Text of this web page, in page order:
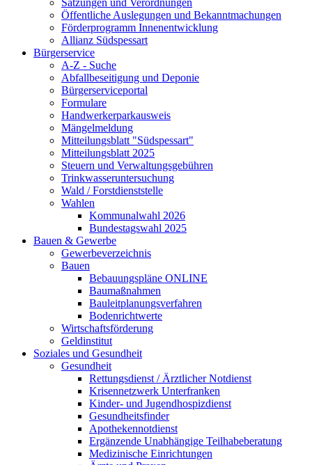
Satzungen und Verordnungen
Öffentliche Auslegungen und Bekanntmachungen
Förderprogramm Innenentwicklung
Allianz Südspessart
Bürgerservice
A-Z - Suche
Abfallbeseitigung und Deponie
Bürgerserviceportal
Formulare
Handwerkerparkausweis
Mängelmeldung
Mitteilungsblatt "Südspessart"
Mitteilungsblatt 2025
Steuern und Verwaltungsgebühren
Trinkwasseruntersuchung
Wald / Forstdienststelle
Wahlen
Kommunalwahl 2026
Bundestagswahl 2025
Bauen & Gewerbe
Gewerbeverzeichnis
Bauen
Bebauungspläne ONLINE
Baumaßnahmen
Bauleitplanungsverfahren
Bodenrichtwerte
Wirtschaftsförderung
Geldinstitut
Soziales und Gesundheit
Gesundheit
Rettungsdienst / Ärztlicher Notdienst
Krisennetzwerk Unterfranken
Kinder- und Jugendhospizdienst
Gesundheitsfinder
Apothekennotdienst
Ergänzende Unabhängige Teilhabeberatung
Medizinische Einrichtungen